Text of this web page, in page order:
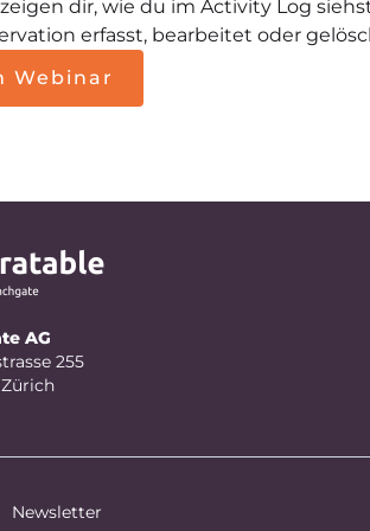
dir, wie du im Activity Log
erfasst, bearbeitet oder
Webinar
AG
255
Newsletter